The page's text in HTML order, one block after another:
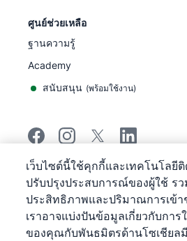
ศูนย์ช่วยเหลือ
ฐานความรู้
Academy
สนับสนุน (พร้อมใช้งาน)
©2026Pipedrive
Pipedrive
ข้อกำหนดการให้บริการ
Pipedrive
ประกาศความเป็นส่วนตัว
แผนผังเว็บไซต์
ประกาศเกี่ยวกับคุกกี้
เว็บไซต์นี้ใช้คุกกี้และเทคโนโลยี
ปรับปรุงประสบการณ์ของผู้ใช้ รว
ประสิทธิภาพและปริมาณการเข้
เราอาจแบ่งปันข้อมูลเกี่ยวกับการ
ของคุณกับพันธมิตรด้านโซเชียล